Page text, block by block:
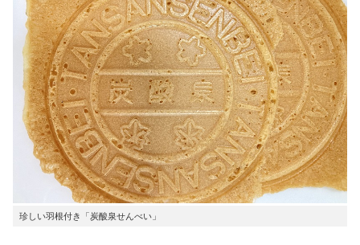
珍しい羽根付き「炭酸泉せんべい」